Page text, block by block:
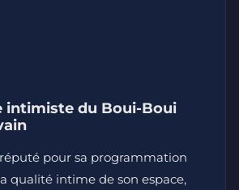
intimiste du Boui-Boui
pour sa programmation
qualité intime de son espace,